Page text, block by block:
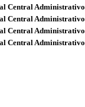
Central Administrativo
Central Administrativo
Central Administrativo
Central Administrativo